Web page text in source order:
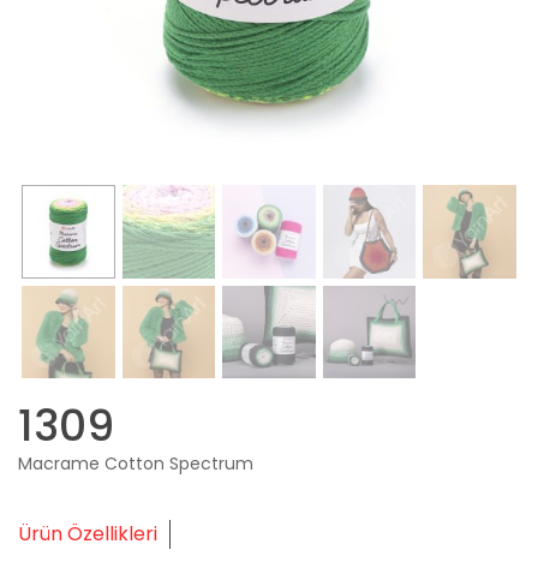
1309
Macrame Cotton Spectrum
Ürün Özellikleri